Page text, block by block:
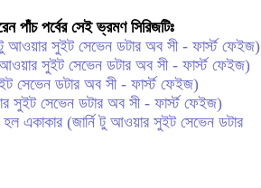
পাঁচ পর্বের সেই ভ্রমণ সিরিজটিঃ
টু আওয়ার সুইট সেভেন ডটার অব সী - ফার্স্ট ফেইজ)
আওয়ার সুইট সেভেন ডটার অব সী - ফার্স্ট ফেইজ)
সেভেন ডটার অব সী - ফার্স্ট ফেইজ)
সুইট সেভেন ডটার অব সী - ফার্স্ট ফেইজ)
একাকার (জার্নি টু আওয়ার সুইট সেভেন ডটার